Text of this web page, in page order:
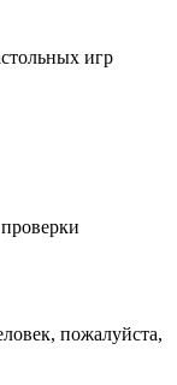
игр
пожалуйста,